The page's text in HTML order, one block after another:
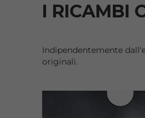
I RICAMBI
Indipendentemente
originali.